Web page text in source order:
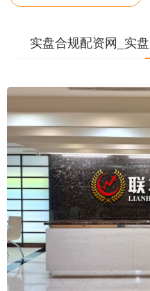
实盘合规配资网_实